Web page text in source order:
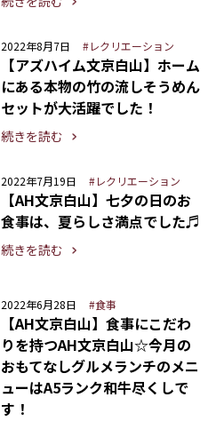
2022年8月7日 #レクリエーション
【アズハイム文京白山】ホーム
にある本物の竹の流しそうめん
セットが大活躍でした！
続きを読む
2022年7月19日 #レクリエーション
【AH文京白山】七夕の日のお
食事は、夏らしさ満点でした♬
続きを読む
2022年6月28日 #食事
【AH文京白山】食事にこだわ
りを持つAH文京白山☆今月の
おもてなしグルメランチのメニ
ューはA5ランク和牛尽くしで
す！